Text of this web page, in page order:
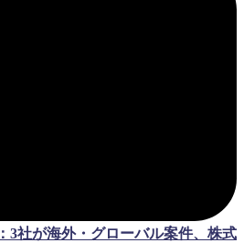
3社が海外・グローバル案件、株式